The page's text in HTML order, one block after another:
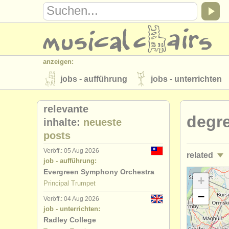
anzeigen:
jobs - aufführung jobs - unterrichten
instrumentenverkauf gestohlene
verzeichnisse:
orchester
musicalchairs:
über musicalchairs rss
verlage:
anzeige veröffentlichen find out
related
jobs -
jobs -
kurse/
+
−
relevante
inhalte: neueste
posts
Veröff.: 05 Aug 2026
job - aufführung:
Evergreen Symphony Orchestra
Principal Trumpet
Veröff.: 04 Aug 2026
job - unterrichten:
Radley College